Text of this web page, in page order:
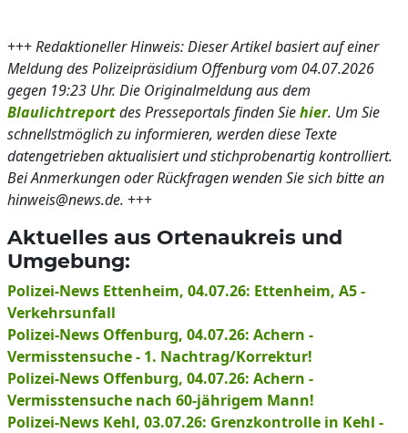
+++Redaktioneller Hinweis: Dieser Artikel basiert auf einer
Meldung des Polizeipräsidium Offenburg vom 04.07.2026
gegen 19:23 Uhr. Die Originalmeldung aus dem
Blaulichtreportdes Presseportals finden Siehier. Um Sie
schnellstmöglich zu informieren, werden diese Texte
datengetrieben aktualisiert und stichprobenartig kontrolliert.
Bei Anmerkungen oder Rückfragen wenden Sie sich bitte an
hinweis@news.de. +++
Aktuelles aus Ortenaukreis und
Umgebung:
Polizei-News Ettenheim, 04.07.26: Ettenheim, A5 -
Verkehrsunfall
Polizei-News Offenburg, 04.07.26: Achern -
Vermisstensuche - 1. Nachtrag/Korrektur!
Polizei-News Offenburg, 04.07.26: Achern -
Vermisstensuche nach 60-jährigem Mann!
Polizei-News Kehl, 03.07.26: Grenzkontrolle in Kehl -